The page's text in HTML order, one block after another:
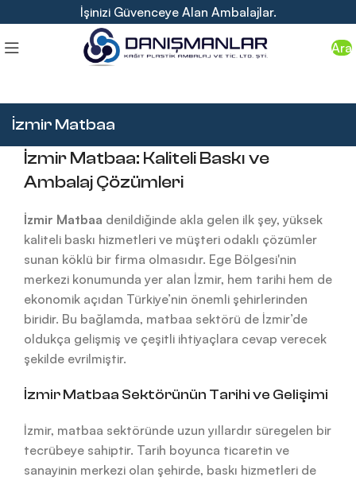
İşinizi Güvenceye Alan Ambalajlar.
Ara
İzmir Matbaa
İzmir Matbaa: Kaliteli Baskı ve
Ambalaj Çözümleri
İzmir Matbaa denildiğinde akla gelen ilk şey, yüksek
kaliteli baskı hizmetleri ve müşteri odaklı çözümler
sunan köklü bir firma olmasıdır. Ege Bölgesi'nin
merkezi konumunda yer alan İzmir, hem tarihi hem de
ekonomik açıdan Türkiye’nin önemli şehirlerinden
biridir. Bu bağlamda, matbaa sektörü de İzmir’de
oldukça gelişmiş ve çeşitli ihtiyaçlara cevap verecek
şekilde evrilmiştir.
İzmir Matbaa Sektörünün Tarihi ve Gelişimi
İzmir, matbaa sektöründe uzun yıllardır süregelen bir
tecrübeye sahiptir. Tarih boyunca ticaretin ve
sanayinin merkezi olan şehirde, baskı hizmetleri de